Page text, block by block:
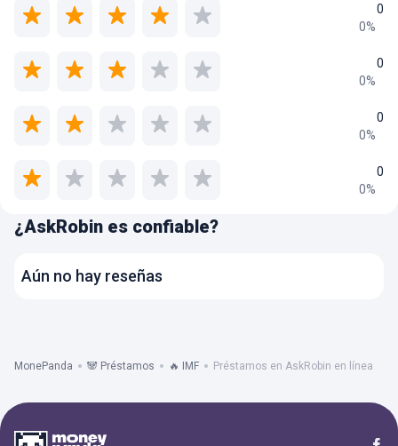
0
0%
0
0%
0
0%
0
0%
¿AskRobin es confiable?
Aún no hay reseñas
MonePanda 🐼 Préstamos 🔥 IMF Préstamos en AskRobin en línea